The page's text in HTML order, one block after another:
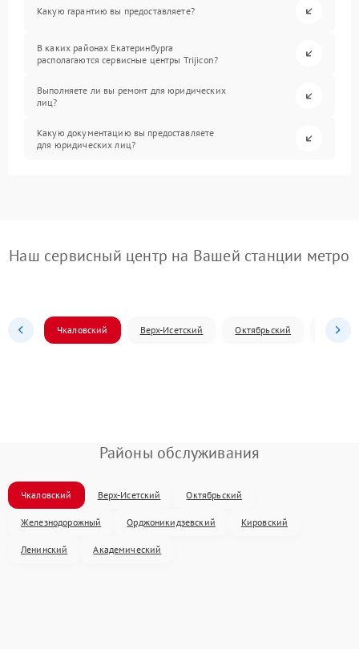
Какую гарантию вы предоставляете?
В каких районах Екатеринбурга
располагаются сервисные центры Trijicon?
Выполняете ли вы ремонт для юридических
лиц?
Какую документацию вы предоставляете
для юридических лиц?
Наш сервисный центр на Вашей станции метро
Чкаловский Верх-Исетский Октябрьский
Районы обслуживания
Чкаловский Верх-Исетский Октябрьский
Железнодорожный Орджоникидзевский Кировский
Ленинский Академический